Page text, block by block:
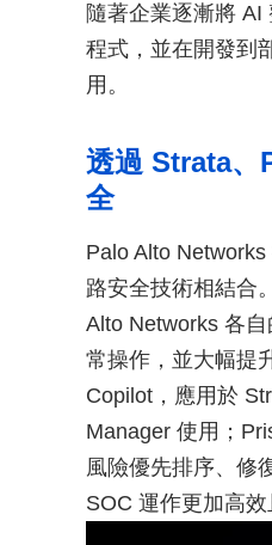
隨著企業逐漸將 AI
程式，並在開發到
用。
透過 Strata、
全
Palo Alto
路安全技術相結合
Alto Networks 各
常操作，並大幅提
Copilot，應用於
Manager 使用；
風險優先排序、修
SOC 運作更加高效